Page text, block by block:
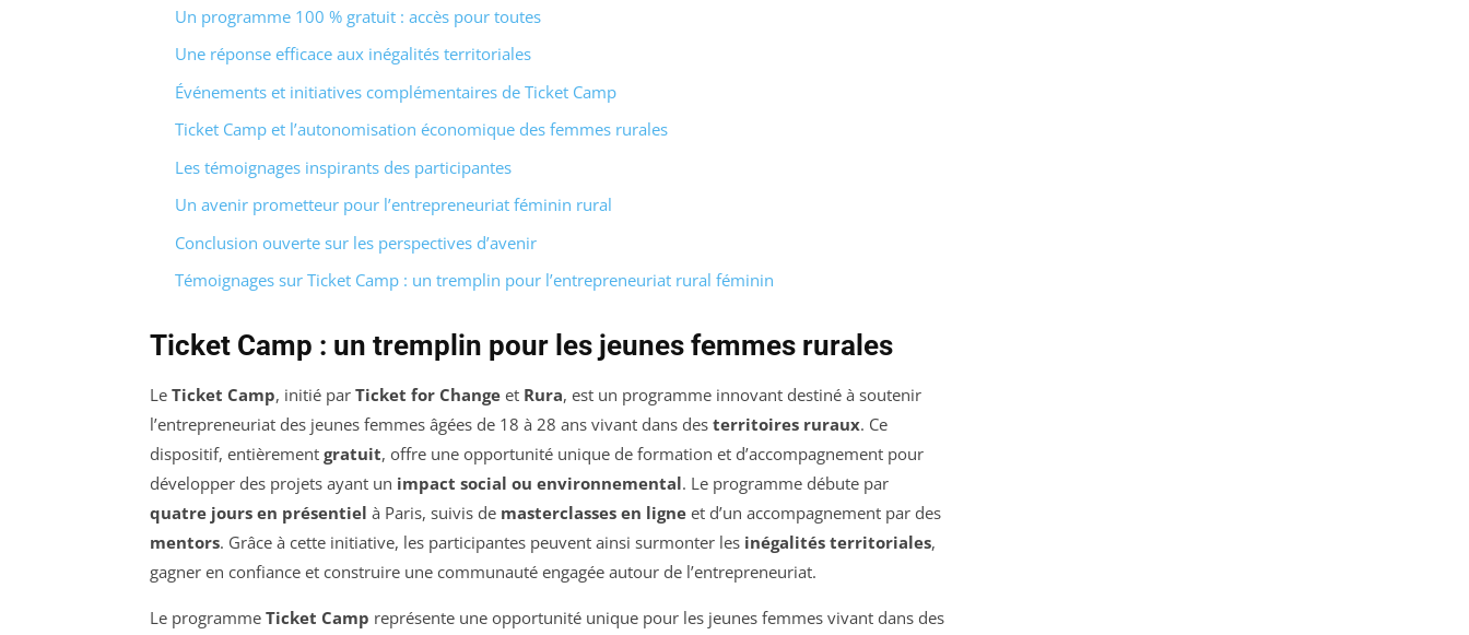
Un programme 100 % gratuit : accès pour toutes
Une réponse efficace aux inégalités territoriales
Événements et initiatives complémentaires de Ticket Camp
Ticket Camp et l’autonomisation économique des femmes rurales
Les témoignages inspirants des participantes
Un avenir prometteur pour l’entrepreneuriat féminin rural
Conclusion ouverte sur les perspectives d’avenir
Témoignages sur Ticket Camp : un tremplin pour l’entrepreneuriat rural féminin
Ticket Camp : un tremplin pour les jeunes femmes rurales
Le Ticket Camp, initié par Ticket for Change et Rura, est un programme innovant destiné à soutenir
l’entrepreneuriat des jeunes femmes âgées de 18 à 28 ans vivant dans des territoires ruraux. Ce
dispositif, entièrement gratuit, offre une opportunité unique de formation et d’accompagnement pour
développer des projets ayant un impact social ou environnemental. Le programme débute par
quatre jours en présentiel à Paris, suivis de masterclasses en ligne et d’un accompagnement par des
mentors. Grâce à cette initiative, les participantes peuvent ainsi surmonter les inégalités territoriales,
gagner en confiance et construire une communauté engagée autour de l’entrepreneuriat.
Le programme Ticket Camp représente une opportunité unique pour les jeunes femmes vivant dans des